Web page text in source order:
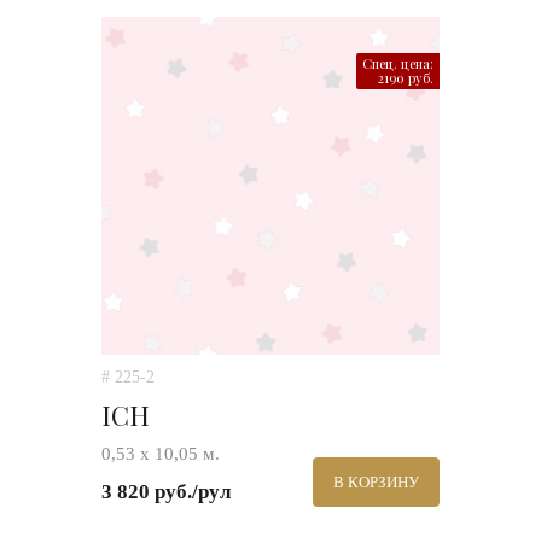
Спец. цена:
2190 руб.
# 225-2
ICH
0,53 х 10,05 м.
3 820 руб./рул В КОРЗИНУ